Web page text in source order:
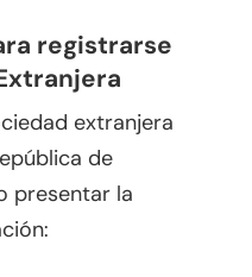
registrarse
extranjera
de
presentar la